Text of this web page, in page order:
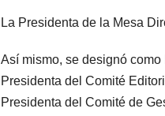
La Presidenta de la Mesa
Así mismo, se designó
Presidenta del Comité
Presidenta del Comité de